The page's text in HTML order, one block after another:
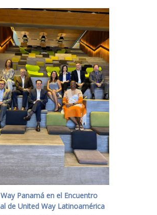
Panamá en el Encuentro
de United Way Latinoamérica